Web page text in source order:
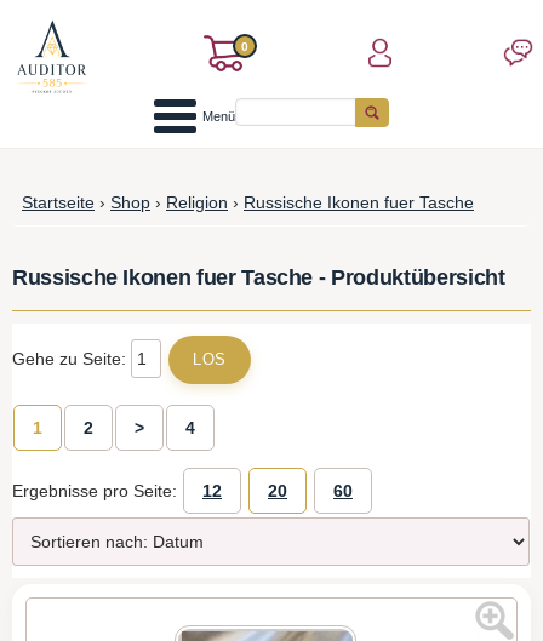
0
Menü
Startseite › Shop › Religion › Russische Ikonen fuer Tasche
Russische Ikonen fuer Tasche - Produktübersicht
Gehe zu Seite:
1 2 > 4
Ergebnisse pro Seite: 12 20 60